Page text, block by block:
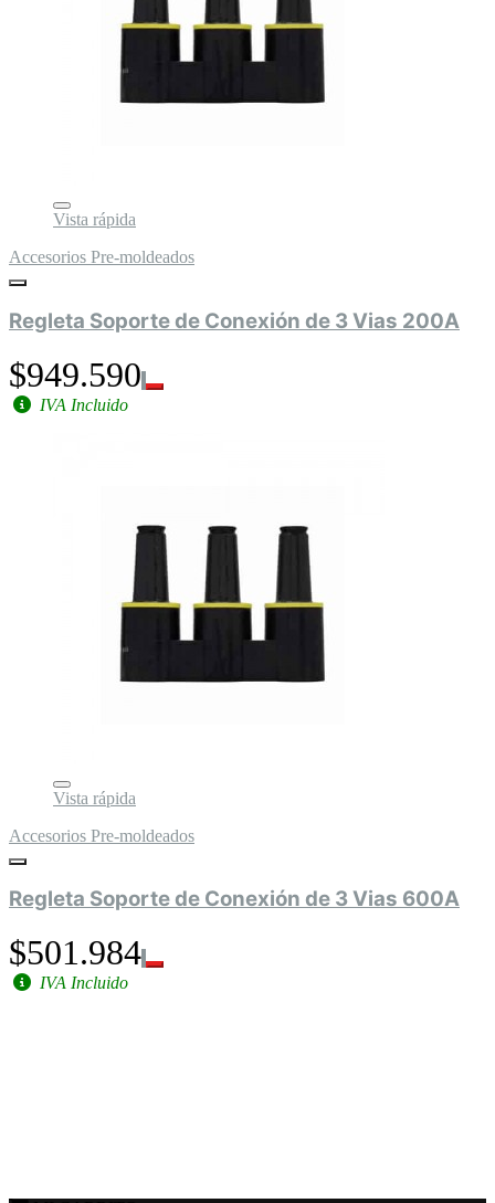
Vista rápida
Accesorios Pre-moldeados
Regleta Soporte de Conexión de 3 Vias 200A
$949.590
IVA Incluido
Vista rápida
Accesorios Pre-moldeados
Regleta Soporte de Conexión de 3 Vias 600A
$501.984
IVA Incluido